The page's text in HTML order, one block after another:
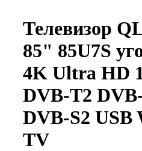
Телевизор
85" 85U7S
4K Ultra HD
DVB-T2
DVB-S2 USB
TV